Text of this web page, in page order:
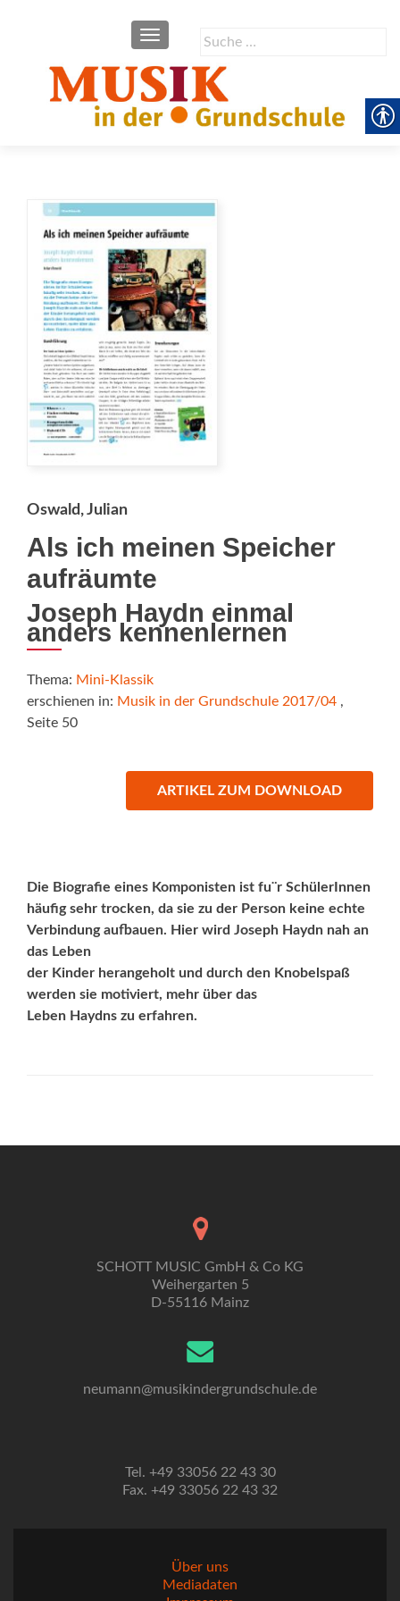
Suche
SCHALTE NAVIGATION
Oswald, Julian
Als ich meinen Speicher
aufräumte
Joseph Haydn einmal
anders kennenlernen
Thema: Mini-Klassik
erschienen in: Musik in der Grundschule 2017/04 ,
Seite 50
ARTIKEL ZUM DOWNLOAD
Die Biografie eines Komponisten ist fu¨r SchülerInnen
häufig sehr trocken, da sie zu der Person keine echte
Verbindung aufbauen. Hier wird Joseph Haydn nah an
das Leben
der Kinder herangeholt und durch den Knobelspaß
werden sie motiviert, mehr über das
Leben Haydns zu erfahren.
SCHOTT MUSIC GmbH & Co KG
Weihergarten 5
D-55116 Mainz
neumann@musikindergrundschule.de
Tel. +49 33056 22 43 30
Fax. +49 33056 22 43 32
Über uns
Mediadaten